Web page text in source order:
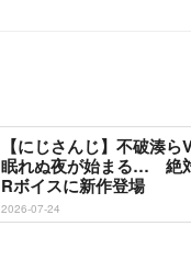
【にじさんじ】不破湊
眠れぬ夜が始まる… 絶
Rボイスに新作登場
2026-07-24